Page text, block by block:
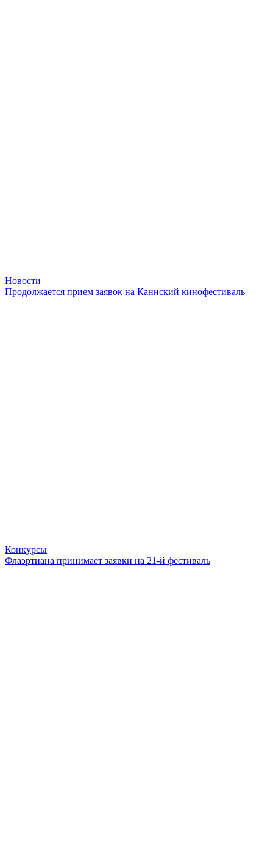
Новости
Продолжается прием заявок на Каннский кинофестиваль
Конкурсы
Флаэртиана принимает заявки на 21-й фестиваль